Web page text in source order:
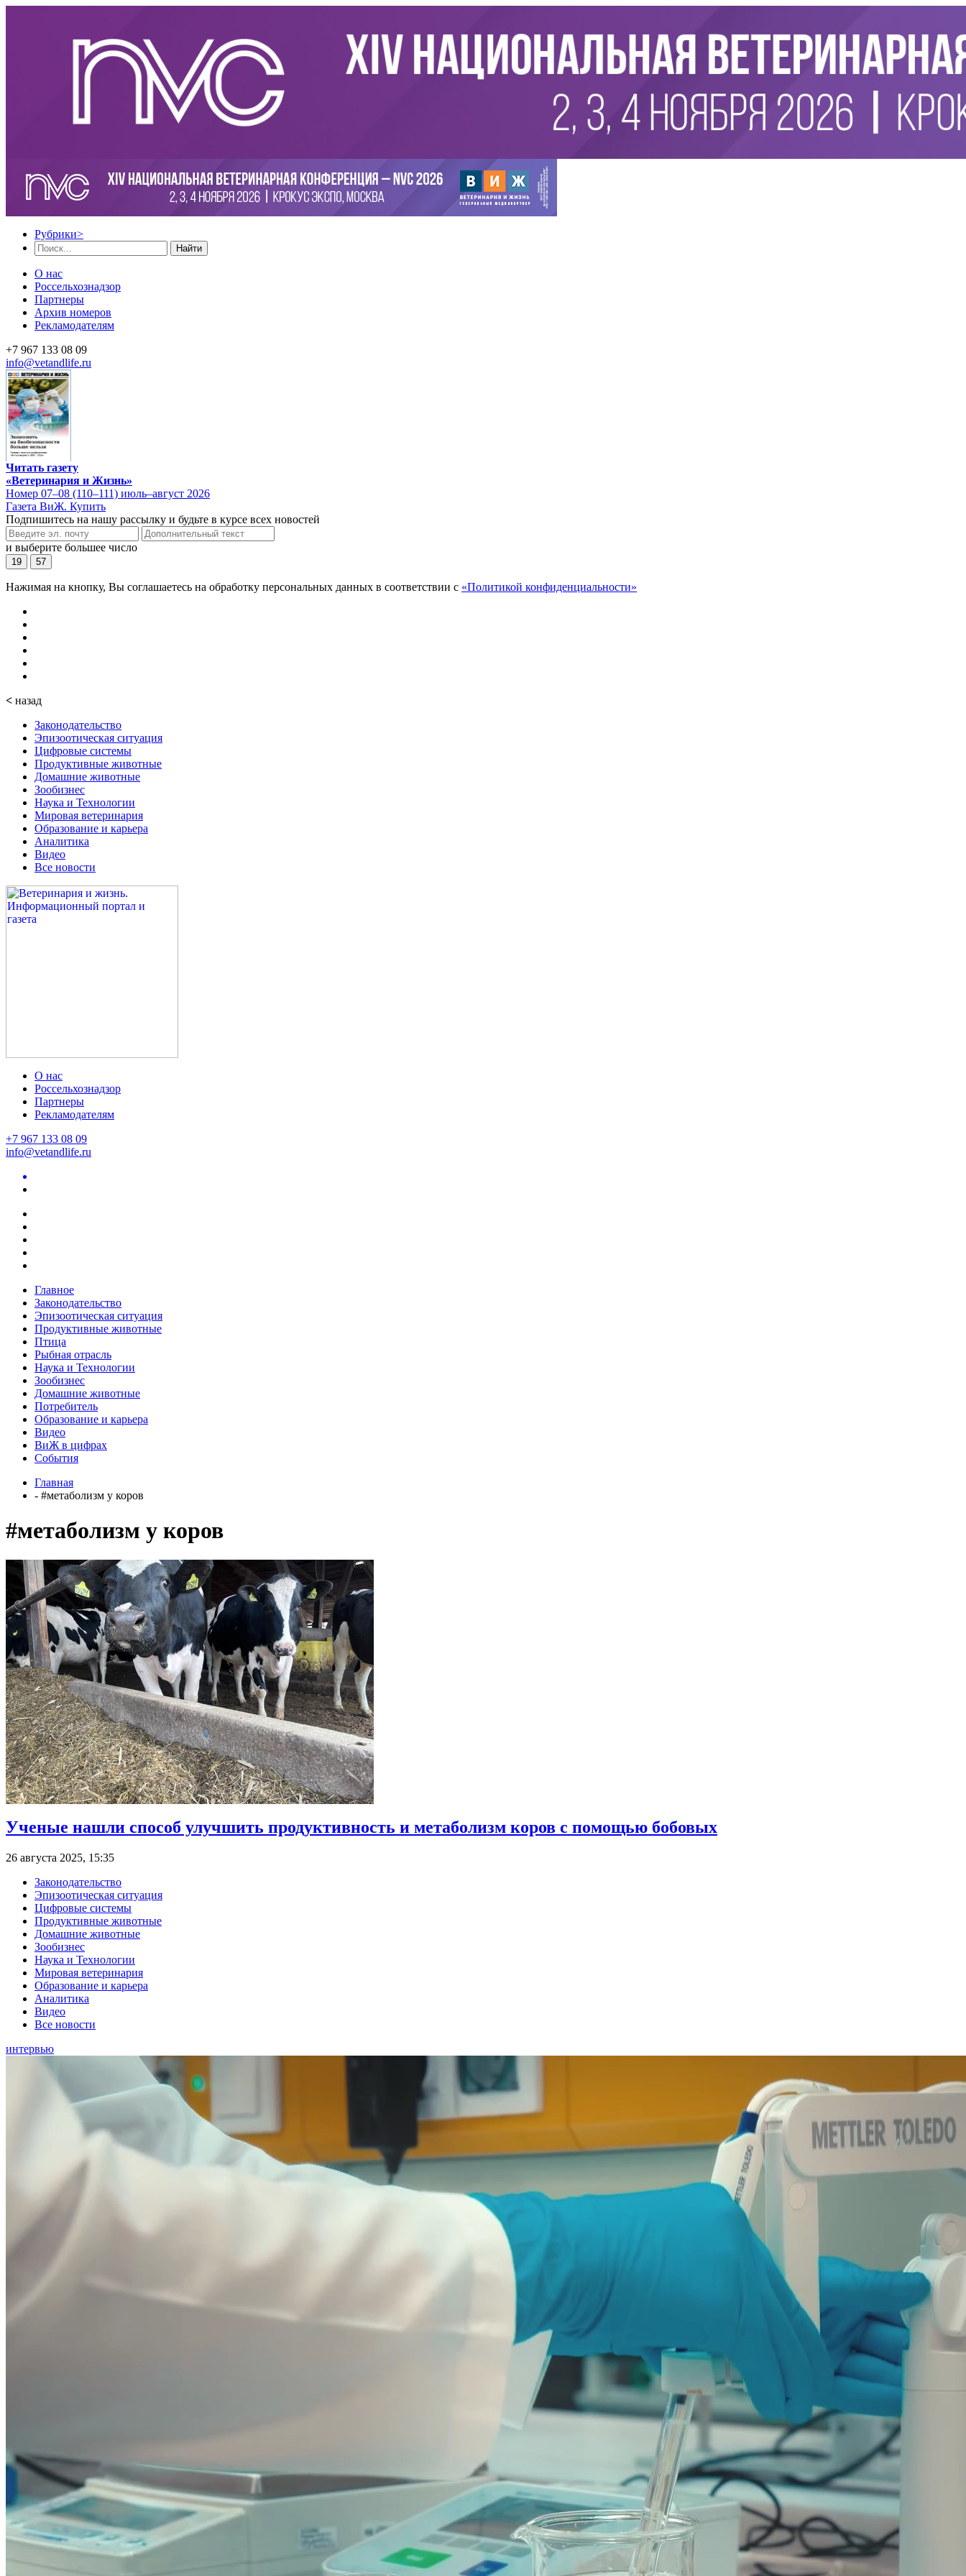
Рубрики>
Найти
О нас
Россельхознадзор
Партнеры
Архив номеров
Рекламодателям
+7 967 133 08 09
info@vetandlife.ru
Читать газету
«Ветеринария и Жизнь»
Номер 07–08 (110–111) июль–август 2026
Газета ВиЖ. Купить
Подпишитесь на нашу рассылку и будьте в курсе всех новостей
и выберите большее число
19 57
Нажимая на кнопку, Вы соглашаетесь на обработку персональных данных в соответствии с «Политикой конфиденциальности»
< назад
Законодательство
Эпизоотическая ситуация
Цифровые системы
Продуктивные животные
Домашние животные
Зообизнес
Наука и Технологии
Мировая ветеринария
Образование и карьера
Аналитика
Видео
Все новости
О нас
Россельхознадзор
Партнеры
Рекламодателям
+7 967 133 08 09
info@vetandlife.ru
Главное
Законодательство
Эпизоотическая ситуация
Продуктивные животные
Птица
Рыбная отрасль
Наука и Технологии
Зообизнес
Домашние животные
Потребитель
Образование и карьера
Видео
ВиЖ в цифрах
События
Главная
- #метаболизм у коров
#метаболизм у коров
Ученые нашли способ улучшить продуктивность и метаболизм коров с помощью бобовых
26 августа 2025, 15:35
Законодательство
Эпизоотическая ситуация
Цифровые системы
Продуктивные животные
Домашние животные
Зообизнес
Наука и Технологии
Мировая ветеринария
Образование и карьера
Аналитика
Видео
Все новости
интервью